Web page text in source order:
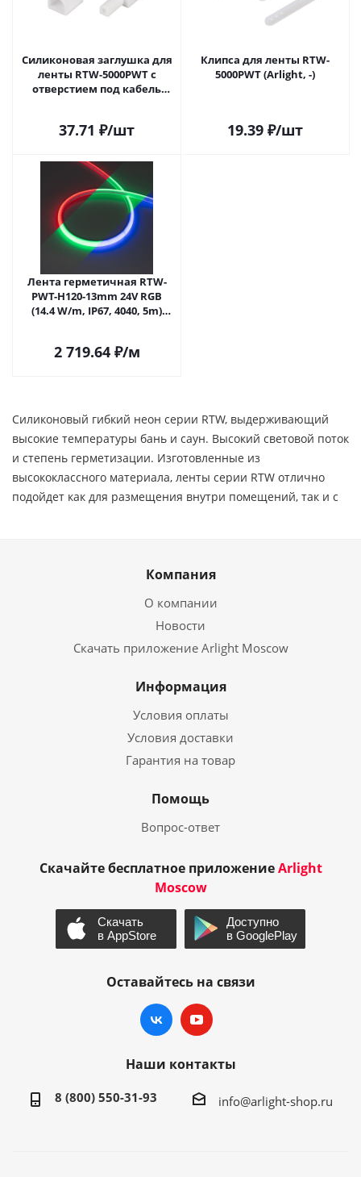
Силиконовая заглушка для
ленты RTW-5000PWT с
отверстием под кабель
37.71 ₽/шт
Клипса для ленты RTW-
5000PWT (Arlight, -)
19.39 ₽/шт
Лента герметичная RTW-
PWT-H120-13mm 24V RGB
(14.4 W/m, IP67, 4040, 5m)
2 719.64₽/м
Силиконовый гибкий неон серии RTW, выдерживающий
высокие температуры бань и саун. Высокий световой поток
и степень герметизации. Изготовленные из
высококлассного материала, ленты серии RTW отлично
подойдет как для размещения внутри помещений, так и с
Компания
О компании
Новости
Скачать приложение Arlight Moscow
Информация
Условия оплаты
Условия доставки
Гарантия на товар
Помощь
Вопрос-ответ
Скачайте бесплатное приложениеArlight
Moscow
Оставайтесь на связи
Наши контакты
8 (800) 550-31-93 info@arlight-shop.ru